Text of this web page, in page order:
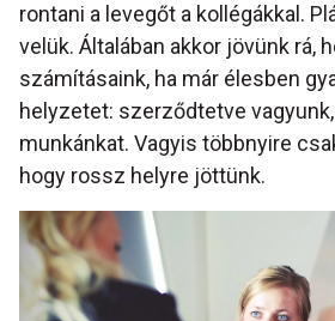
rontani a levegőt a kollégákkal.
velük. Általában akkor jövünk rá,
számításaink, ha már élesben
helyzetet: szerződtetve
munkánkat. Vagyis többnyire
hogy rossz helyre jöttünk.